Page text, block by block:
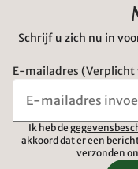
Schrijf u zich nu in
E-mailadres (Verplicht
Ik heb de
akkoord dat er een
verzonden